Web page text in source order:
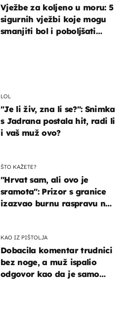
LOL
"Je li živ, zna li se?": Snimka
s Jadrana postala hit, radi li
i vaš muž ovo?
ŠTO KAŽETE?
"Hrvat sam, ali ovo je
sramota": Prizor s granice
izazvao burnu raspravu na
KAO IZ PIŠTOLJA
Dobacila komentar trudnici
bez noge, a muž ispalio
odgovor kao da je samo
Vježbe za koljeno u moru: 5
sigurnih vježbi koje mogu
smanjiti bol i poboljšati